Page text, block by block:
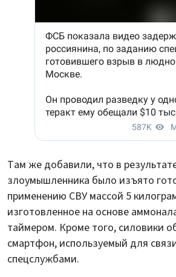
Там же добавили, что в
злоумышленника было изъято
применению СВУ массой 5
изготовленное на основе
таймером. Кроме того, силовики
смартфон, используемый для
спецслужбами.